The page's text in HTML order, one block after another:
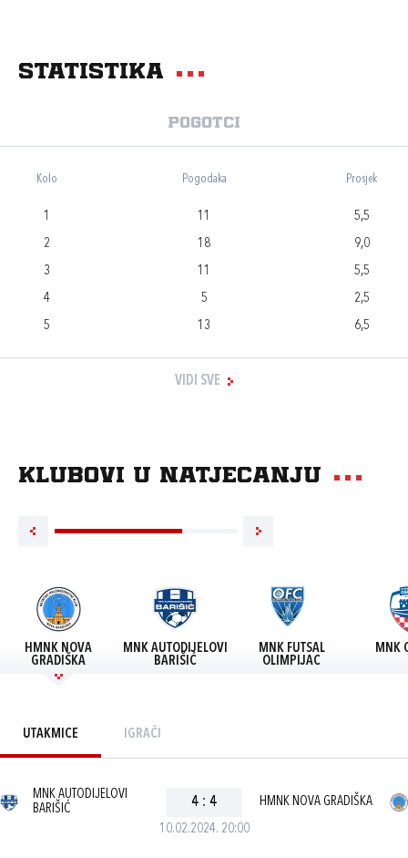
Statistika
Pogotci
Kolo Pogodaka Prosjek
1 11
5,5
2
18
9,0
3
11
5,5
4
5
2,5
5
13 6,5
VIDI SVE
Klubovi u natjecanju
HMNK NOVA
GRADIŠKA
MNK AUTODIJELOVI
BARIŠIĆ
MNK FUTSAL
OLIMPIJAC
MNK
UTAKMICE IGRAČI
10.02.2024. 20:00
MNK AUTODIJELOVI
BARIŠIĆ
4 : 4 HMNK NOVA GRADIŠKA